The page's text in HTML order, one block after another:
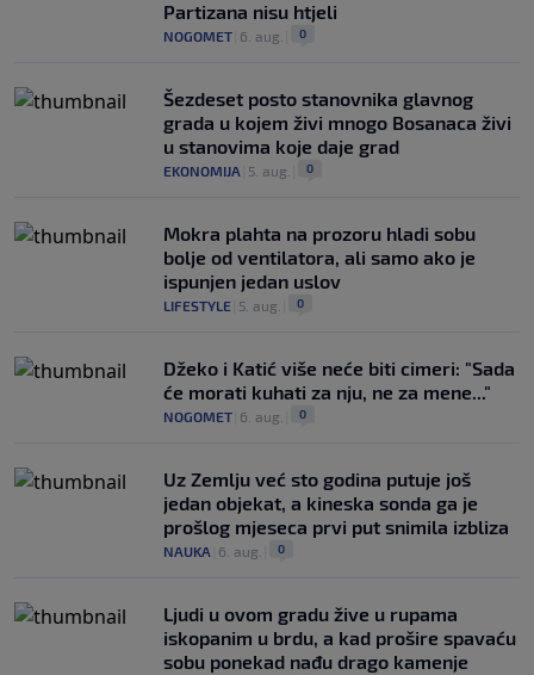
Partizana nisu htjeli
NOGOMET 6. aug. 0
Šezdeset posto stanovnika glavnog
grada u kojem živi mnogo Bosanaca živi
u stanovima koje daje grad
EKONOMIJA 5. aug. 0
Mokra plahta na prozoru hladi sobu
bolje od ventilatora, ali samo ako je
ispunjen jedan uslov
LIFESTYLE 5. aug. 0
Džeko i Katić više neće biti cimeri: "Sada
će morati kuhati za nju, ne za mene..."
NOGOMET 6. aug. 0
Uz Zemlju već sto godina putuje još
jedan objekat, a kineska sonda ga je
prošlog mjeseca prvi put snimila izbliza
NAUKA 6. aug. 0
Ljudi u ovom gradu žive u rupama
iskopanim u brdu, a kad prošire spavaću
sobu ponekad nađu drago kamenje